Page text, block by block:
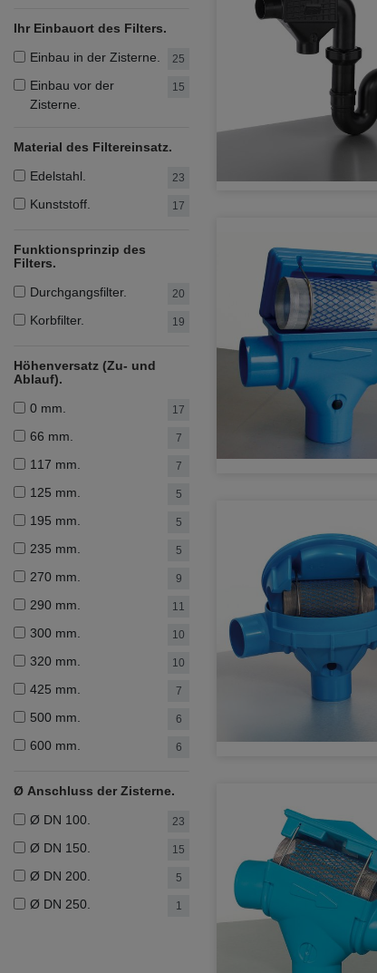
Ihr Einbauort des Filters.
Einbau in der Zisterne.
25
Einbau vor der
Zisterne.
15
Material des Filtereinsatz.
Edelstahl.
23
Kunststoff. 17
Funktionsprinzip des
Filters.
Durchgangsfilter.
20
Korbfilter. 19
Höhenversatz (Zu- und
Ablauf).
0 mm.
17
66 mm. 7
117 mm. 7
125 mm. 5
195 mm. 5
235 mm. 5
270 mm. 9
290 mm. 11
300 mm. 10
320 mm. 10
425 mm. 7
500 mm. 6
600 mm. 6
Ø Anschluss der Zisterne.
Ø DN 100.
23
Ø DN 150. 15
Ø DN 200. 5
Ø DN 250. 1